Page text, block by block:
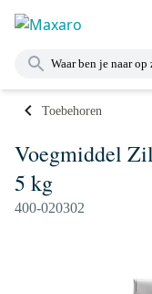
Toebehoren
Voegmiddel
5 kg
400-020302